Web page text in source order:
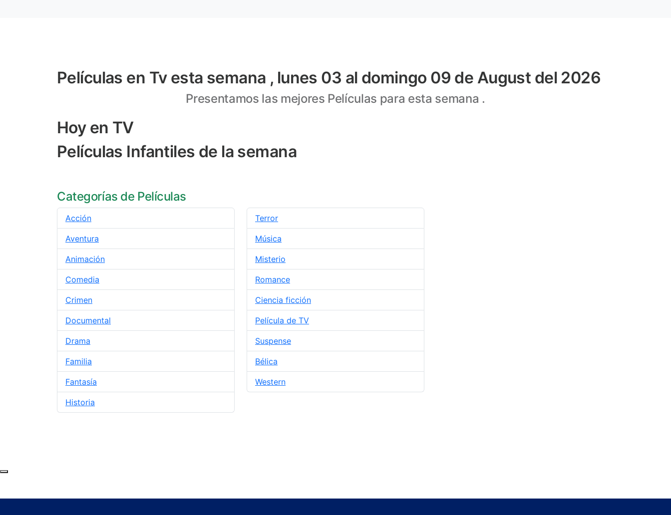
Películas en Tv esta semana , lunes 03 al domingo 09 de August del 2026
Presentamos las mejores Películas para esta semana .
Hoy en TV
Películas Infantiles de la semana
Categorías de Películas
Acción
Aventura
Animación
Comedia
Crimen
Documental
Drama
Familia
Fantasía
Historia
Terror
Música
Misterio
Romance
Ciencia ficción
Película de TV
Suspense
Bélica
Western